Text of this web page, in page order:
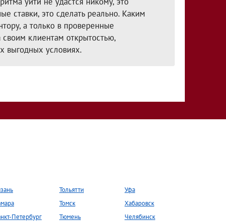
ставки, это сделать реально. Каким
а только в проверенные
клиентам открытостью,
выгодных условиях.
Петербург
Тольятти
Томск
Тюмень
Уфа
Хабаровск
Челябинск